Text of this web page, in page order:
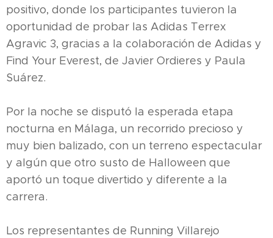
positivo, donde los participantes tuvieron la
oportunidad de probar las Adidas Terrex
Agravic 3, gracias a la colaboración de Adidas y
Find Your Everest, de Javier Ordieres y Paula
Suárez.
Por la noche se disputó la esperada etapa
nocturna en Málaga, un recorrido precioso y
muy bien balizado, con un terreno espectacular
y algún que otro susto de Halloween que
aportó un toque divertido y diferente a la
carrera.
Los representantes de Running Villarejo